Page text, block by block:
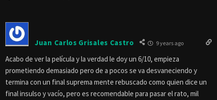
Juan Carlos Grisales Castro 9 years ago
Acabo de ver la película y la verdad le doy un 6/10, empieza
prometiendo demasiado pero de a pocos se va desvaneciendo y
termina con un final suprema mente rebuscado como quien dice un
final insulso y vacío, pero es recomendable para pasar el rato, mil